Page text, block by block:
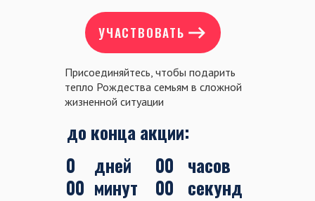
секунд
00
00 минут
00 часов
0 дней
до конца акции:
Присоединяйтесь, чтобы подарить
тепло Рождества семьям в сложной
жизненной ситуации
УЧАСТВОВАТЬ